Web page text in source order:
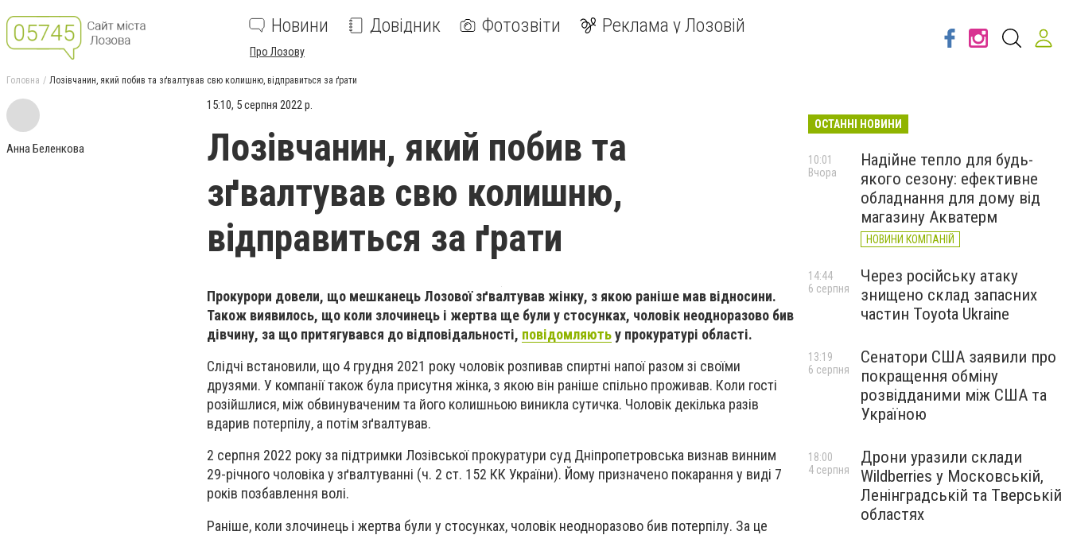
Новини Довідник Фотозвіти Реклама у Лозовій
Про Лозову
Головна Лозівчанин, який побив та зґвалтував свю колишню, відправиться за ґрати
Анна Беленкова
15:10, 5 серпня 2022 р.
Лозівчанин, який побив та
зґвалтував свю колишню,
відправиться за ґрати
Прокурори довели, що мешканець Лозової зґвалтував жінку, з якою раніше мав відносини.
Також виявилось, що коли злочинець і жертва ще були у стосунках, чоловік неодноразово бив
дівчину, за що притягувався до відповідальності, повідомляютьу прокуратурі області.
Слідчі встановили, що 4 грудня 2021 року чоловік розпивав спиртні напої разом зі своїми
друзями. У компанії також була присутня жінка, з якою він раніше спільно проживав. Коли гості
розійшлися, між обвинуваченим та його колишньою виникла сутичка. Чоловік декілька разів
вдарив потерпілу, а потім зґвалтував.
2 серпня 2022 року за підтримки Лозівської прокуратури суд Дніпропетровська визнав винним
29-річного чоловіка у зґвалтуванні (ч. 2 ст. 152 КК України). Йому призначено покарання у виді 7
років позбавлення волі.
Раніше, коли злочинець і жертва були у стосунках, чоловік неодноразово бив потерпілу. За це
ОСТАННІ НОВИНИ
Надійне тепло для будь-
якого сезону: ефективне
обладнання для дому від
магазину Акватерм
НОВИНИ КОМПАНІЙ
10:01
Вчора
Через російську атаку
знищено склад запасних
частин Toyota Ukraine
14:44
6 серпня
Сенатори США заявили про
покращення обміну
розвідданими між США та
Україною
13:19
6 серпня
Дрони уразили склади
Wildberries у Московській,
Ленінградській та Тверській
областях
18:00
4 серпня